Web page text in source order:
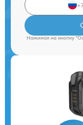
Нажимая на кнопку